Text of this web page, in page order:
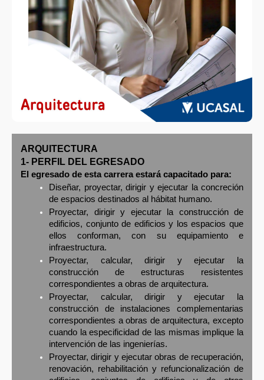
ARQUITECTURA
1- PERFIL DEL EGRESADO
El egresado de esta carrera estará capacitado para:
Diseñar, proyectar, dirigir y ejecutar la concreción
de espacios destinados al hábitat humano.
Proyectar, dirigir y ejecutar la construcción de
edificios, conjunto de edificios y los espacios que
ellos conforman, con su equipamiento e
infraestructura.
Proyectar, calcular, dirigir y ejecutar la
construcción de estructuras resistentes
correspondientes a obras de arquitectura.
Proyectar, calcular, dirigir y ejecutar la
construcción de instalaciones complementarias
correspondientes a obras de arquitectura, excepto
cuando la especificidad de las mismas implique la
intervención de las ingenierías.
Proyectar, dirigir y ejecutar obras de recuperación,
renovación, rehabilitación y refuncionalización de